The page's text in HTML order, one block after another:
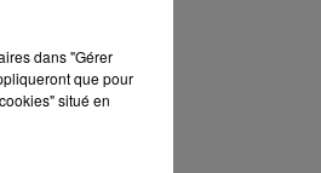
dans "Gérer
que pour
situé en